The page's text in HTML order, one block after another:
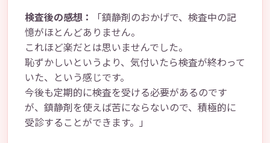
検査後の感想：
「鎮静剤のおかげで、検査中の記
憶がほとんどありません。
これほど楽だとは思いませんでした。
恥ずかしいというより、気付いたら検査が終わって
いた、という感じです。
今後も定期的に検査を受ける必要があるのです
が、鎮静剤を使えば苦にならないので、積極的に
受診することができます。」